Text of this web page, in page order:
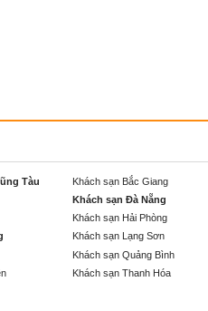
Tàu Khách sạn Bắc Giang
Khách sạn Đà Nẵng
Khách sạn Hải Phòng
Khách sạn Lạng Sơn
Khách sạn Quảng Bình
Khách sạn Thanh Hóa